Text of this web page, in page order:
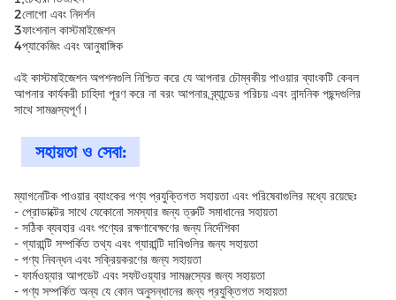
2লোগো এবং নিদর্শন
3ফাংশনাল কাস্টমাইজেশন
4প্যাকেজিং এবং আনুষাঙ্গিক
এই কাস্টমাইজেশন অপশনগুলি নিশ্চিত করে যে আপনার চৌম্বকীয় পাওয়ার ব্যাংকটি কেবল
আপনার কার্যকরী চাহিদা পূরণ করে না বরং আপনার ব্র্যান্ডের পরিচয় এবং নান্দনিক পছন্দগুলির
সাথে সামঞ্জস্যপূর্ণ।
সহায়তা ও সেবা:
ম্যাগনেটিক পাওয়ার ব্যাংকের পণ্য প্রযুক্তিগত সহায়তা এবং পরিষেবাগুলির মধ্যে রয়েছেঃ
- প্রোডাক্টের সাথে যেকোনো সমস্যার জন্য ত্রুটি সমাধানের সহায়তা
- সঠিক ব্যবহার এবং পণ্যের রক্ষণাবেক্ষণের জন্য নির্দেশিকা
- গ্যারান্টি সম্পর্কিত তথ্য এবং গ্যারান্টি দাবিগুলির জন্য সহায়তা
- পণ্য নিবন্ধন এবং সক্রিয়করণের জন্য সহায়তা
- ফার্মওয়্যার আপডেট এবং সফটওয়্যার সামঞ্জস্যের জন্য সহায়তা
- পণ্য সম্পর্কিত অন্য যে কোন অনুসন্ধানের জন্য প্রযুক্তিগত সহায়তা